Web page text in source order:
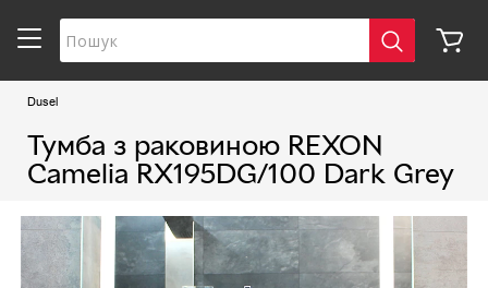
Dusel
Тумба з раковиною REXON
Camelia RX195DG/100 Dark Grey